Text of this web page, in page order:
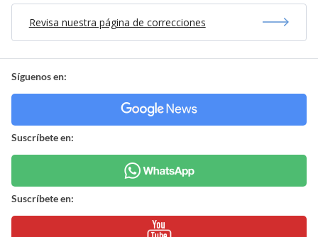
Revisa nuestra página de correcciones
Síguenos en:
Suscríbete en:
Suscríbete en: